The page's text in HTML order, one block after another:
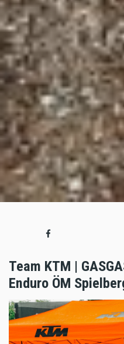
Team KTM |
Enduro ÖM